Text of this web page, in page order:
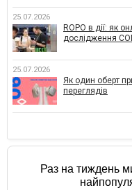
25.07.2026
ROPO в дії: як
дослідження
25.07.2026
Як один оберт
переглядів
Раз на тиждень